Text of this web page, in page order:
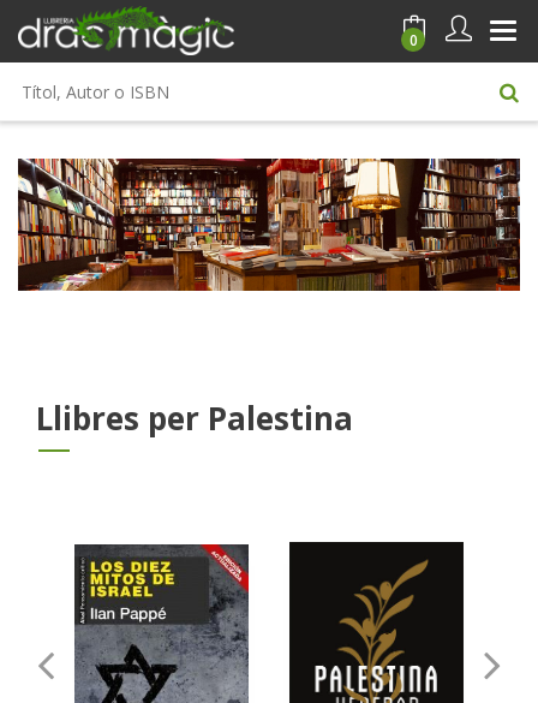
0
Llibres per Palestina